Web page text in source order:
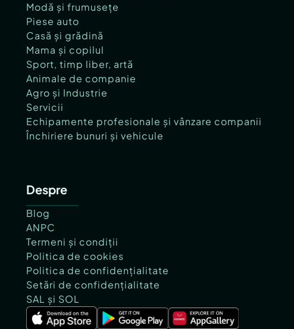
Modă și frumusețe
Piese auto
Casă și grădină
Mama și copilul
Sport, timp liber, artă
Animale de companie
Agro și Industrie
Servicii
Echipamente profesionale și vânzare companii
Închiriere bunuri și vehicule
Despre
Blog
ANPC
Termeni și condiții
Politica de cookies
Politica de confidențialitate
Setări de confidențialitate
SAL și SOL